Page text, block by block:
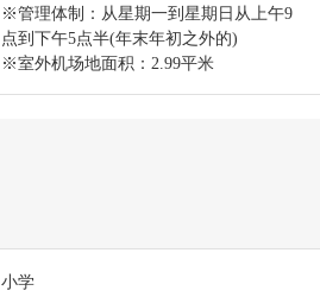
※管理体制：从星期一到星期日从上午9
点到下午5点半(年末年初之外的)
※室外机场地面积：2.99平米
小学